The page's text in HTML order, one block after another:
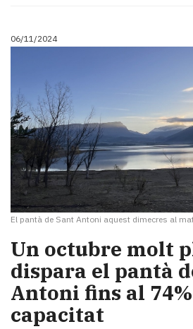
06/11/2024
El pantà de Sant Antoni aquest dimecres al
Un octubre molt
dispara el pantà
Antoni fins al
capacitat